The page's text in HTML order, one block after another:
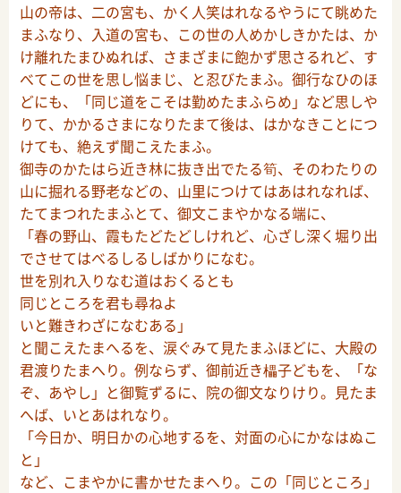
山の帝は、二の宮も、かく人笑はれなるやうにて眺めた
まふなり、入道の宮も、この世の人めかしきかたは、か
け離れたまひぬれば、さまざまに飽かず思さるれど、す
べてこの世を思し悩まじ、と忍びたまふ。御行なひのほ
どにも、「同じ道をこそは勤めたまふらめ」など思しや
りて、かかるさまになりたまて後は、はかなきことにつ
けても、絶えず聞こえたまふ。
御寺のかたはら近き林に抜き出でたる筍、そのわたりの
山に掘れる野老などの、山里につけてはあはれなれば、
たてまつれたまふとて、御文こまやかなる端に、
「春の野山、霞もたどたどしけれど、心ざし深く堀り出
でさせてはべるしるしばかりになむ。
世を別れ入りなむ道はおくるとも
同じところを君も尋ねよ
いと難きわざになむある」
と聞こえたまへるを、涙ぐみて見たまふほどに、大殿の
君渡りたまへり。例ならず、御前近き櫑子どもを、「な
ぞ、あやし」と御覧ずるに、院の御文なりけり。見たま
へば、いとあはれなり。
「今日か、明日かの心地するを、対面の心にかなはぬこ
と」
など、こまやかに書かせたまへり。この「同じところ」